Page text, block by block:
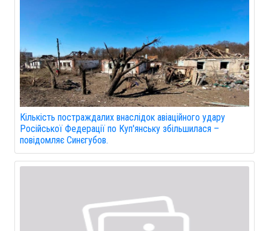
Кількість постраждалих внаслідок авіаційного удару
Російської Федерації по Куп'янську збільшилася –
повідомляє Синєгубов.